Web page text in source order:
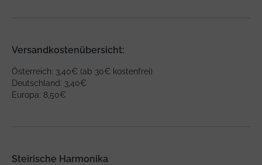
Versandkostenübersicht:
Österreich: 3,40€ (ab 30€ kostenfrei)
Deutschland: 3,40€
Europa: 8,50€
Steirische Harmonika